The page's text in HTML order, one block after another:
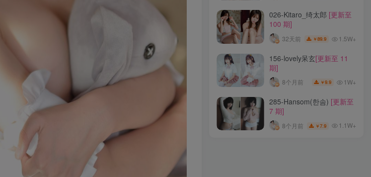
026-Kitaro_绮太郎 [更新至
100 期]
32天前 ￥89.9 1.5W+
156-lovely呆玄[更新至 11
期]
8个月前 ￥9.9 1W+
285-Hansom(한솜) [更新至
7 期]
8个月前 ￥7.9 1.1W+
113 期]